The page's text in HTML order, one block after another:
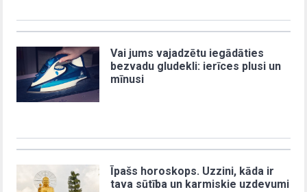
Vai jums vajadzētu iegādāties
bezvadu gludekli: ierīces plusi un
mīnusi
Īpašs horoskops. Uzzini, kāda ir
tava sūtība un karmiskie uzdevumi